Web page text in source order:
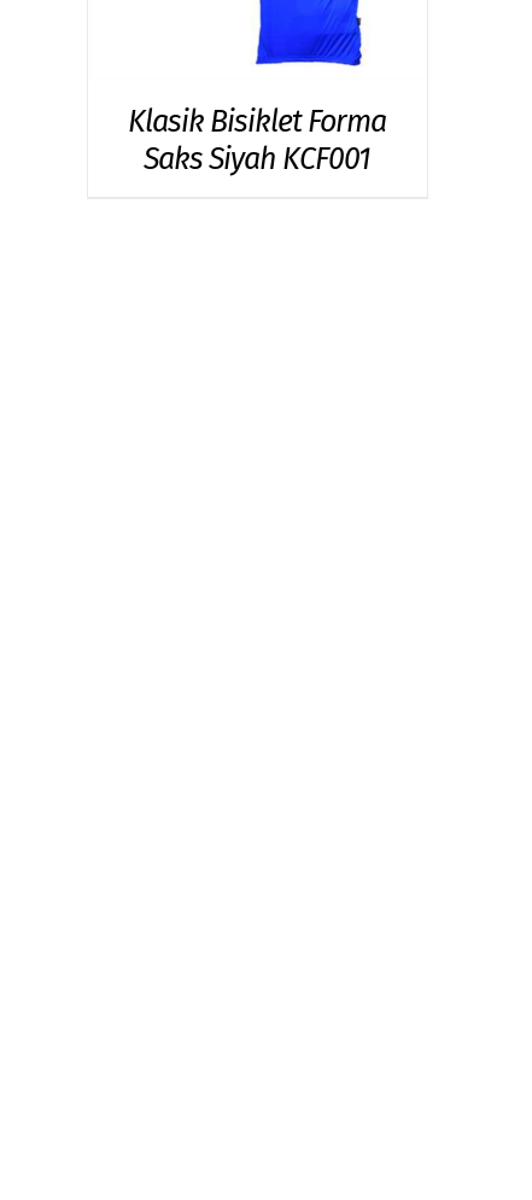
Klasik Bisiklet Forma
Saks Siyah KCF001